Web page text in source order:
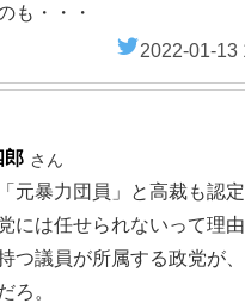
も・・・
2022-01-13
郎 さん
元暴力団員」と高裁も認
には任せられないって理
つ議員が所属する政党が
ろ。